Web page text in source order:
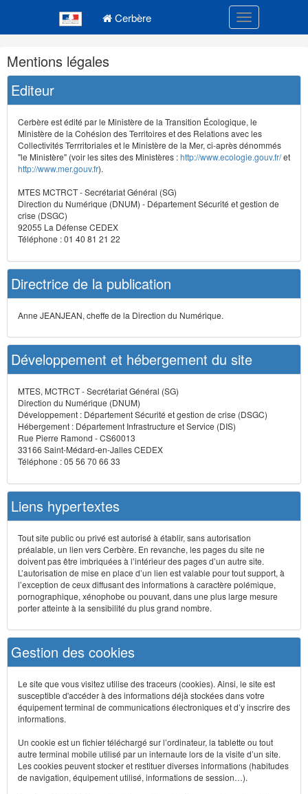
Cerbère Toggle
Navigation
et
outils
annexes
Mentions légales
Editeur
Cerbère est édité par le Ministère de la Transition Écologique, le
Ministère de la Cohésion des Territoires et des Relations avec les
Collectivités Terrritoriales et le Ministère de la Mer, ci-après dénommés
"le Ministère" (voir les sites des Ministères :http://www.ecologie.gouv.fr/et
http://www.mer.gouv.fr).
MTES MCTRCT - Secrétariat Général (SG)
Direction du Numérique (DNUM) - Département Sécurité et gestion de
crise (DSGC)
92055 La Défense CEDEX
Téléphone : 01 40 81 21 22
Directrice de la publication
Anne JEANJEAN, cheffe de la Direction du Numérique.
Développement et hébergement du site
MTES, MCTRCT - Secrétariat Général (SG)
Direction du Numérique (DNUM)
Développement : Département Sécurité et gestion de crise (DSGC)
Hébergement : Département Infrastructure et Service (DIS)
Rue Pierre Ramond - CS60013
33166 Saint-Médard-en-Jalles CEDEX
Téléphone : 05 56 70 66 33
Liens hypertextes
Tout site public ou privé est autorisé à établir, sans autorisation
préalable, un lien vers Cerbère. En revanche, les pages du site ne
doivent pas être imbriquées à l’intérieur des pages d’un autre site.
L’autorisation de mise en place d’un lien est valable pour tout support, à
l’exception de ceux diffusant des informations à caractère polémique,
pornographique, xénophobe ou pouvant, dans une plus large mesure
porter atteinte à la sensibilité du plus grand nombre.
Gestion des cookies
Le site que vous visitez utilise des traceurs (cookies). Ainsi, le site est
susceptible d'accéder à des informations déjà stockées dans votre
équipement terminal de communications électroniques et d’y inscrire des
informations.
Un cookie est un fichier téléchargé sur l’ordinateur, la tablette ou tout
autre terminal mobile utilisé par un internaute lors de la visite d’un site.
Les cookies peuvent stocker et restituer diverses informations (habitudes
de navigation, équipement utilisé, informations de session…).